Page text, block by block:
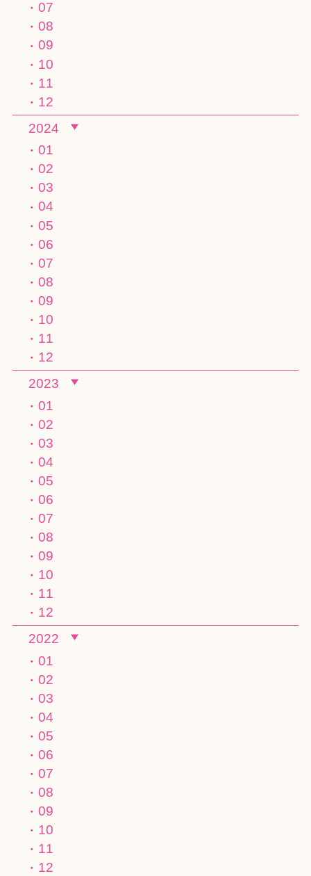
07
08
09
10
11
12
2024
01
02
03
04
05
06
07
08
09
10
11
12
2023
01
02
03
04
05
06
07
08
09
10
11
12
2022
01
02
03
04
05
06
07
08
09
10
11
12